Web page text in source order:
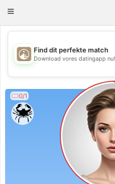
Toggle
💖
💕
Find dit perfekte match
Download vores datingapp nu!
0/1